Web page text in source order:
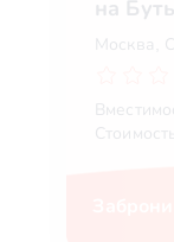
на
Москва,